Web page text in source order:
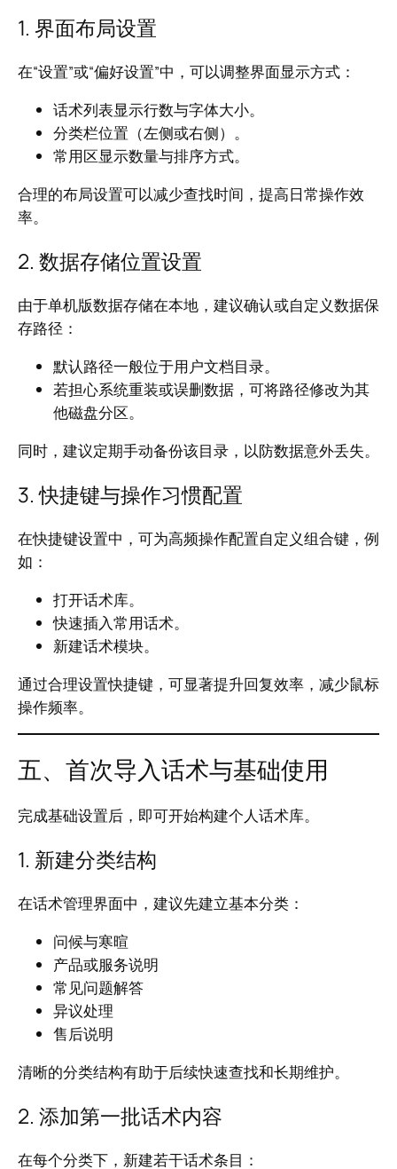
1. 界面布局设置
在“设置”或“偏好设置”中，可以调整界面显示方式：
话术列表显示行数与字体大小。
分类栏位置（左侧或右侧）。
常用区显示数量与排序方式。
合理的布局设置可以减少查找时间，提高日常操作效
率。
2. 数据存储位置设置
由于单机版数据存储在本地，建议确认或自定义数据保
存路径：
默认路径一般位于用户文档目录。
若担心系统重装或误删数据，可将路径修改为其
他磁盘分区。
同时，建议定期手动备份该目录，以防数据意外丢失。
3. 快捷键与操作习惯配置
在快捷键设置中，可为高频操作配置自定义组合键，例
如：
打开话术库。
快速插入常用话术。
新建话术模块。
通过合理设置快捷键，可显著提升回复效率，减少鼠标
操作频率。
五、首次导入话术与基础使用
完成基础设置后，即可开始构建个人话术库。
1. 新建分类结构
在话术管理界面中，建议先建立基本分类：
问候与寒暄
产品或服务说明
常见问题解答
异议处理
售后说明
清晰的分类结构有助于后续快速查找和长期维护。
2. 添加第一批话术内容
在每个分类下，新建若干话术条目：